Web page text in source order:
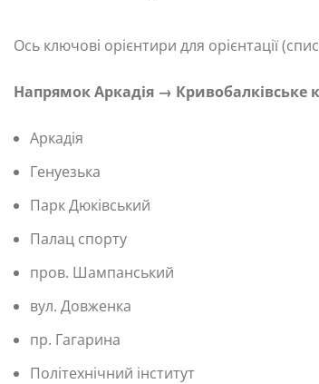
Ось ключові орієнтири для орієнтації
Напрямок Аркадія → Кривобалківське
Аркадія
Генуезька
Парк Дюківський
Палац спорту
пров. Шампанський
вул. Довженка
пр. Гагарина
Політехнічний інститут